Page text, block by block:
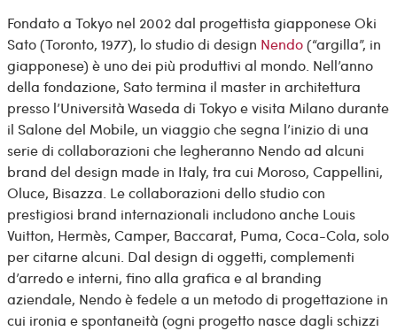
Fondato a Tokyo nel 2002 dal progettista giapponese Oki
Sato (Toronto, 1977), lo studio di design Nendo(“argilla”, in
giapponese) è uno dei più produttivi al mondo. Nell’anno
della fondazione, Sato termina il master in architettura
presso l’Università Waseda di Tokyo e visita Milano durante
il Salone del Mobile, un viaggio che segna l’inizio di una
serie di collaborazioni che legheranno Nendo ad alcuni
brand del design made in Italy, tra cui Moroso, Cappellini,
Oluce, Bisazza. Le collaborazioni dello studio con
prestigiosi brand internazionali includono anche Louis
Vuitton, Hermès, Camper, Baccarat, Puma, Coca-Cola, solo
per citarne alcuni. Dal design di oggetti, complementi
d’arredo e interni, fino alla grafica e al branding
aziendale, Nendo è fedele a un metodo di progettazione in
cui ironia e spontaneità (ogni progetto nasce dagli schizzi